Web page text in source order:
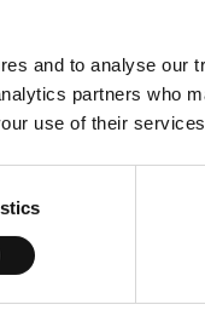
and to analyse our
partners who
use of their
Nyitvatartás : Sezonsko
jellege